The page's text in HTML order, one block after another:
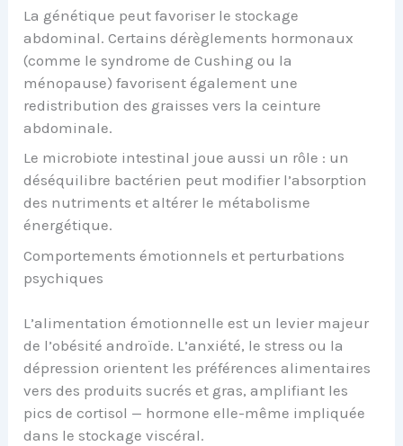
La génétique peut favoriser le stockage
abdominal. Certains dérèglements hormonaux
(comme le syndrome de Cushing ou la
ménopause) favorisent également une
redistribution des graisses vers la ceinture
abdominale.
Le microbiote intestinal joue aussi un rôle : un
déséquilibre bactérien peut modifier l’absorption
des nutriments et altérer le métabolisme
énergétique.
Comportements émotionnels et perturbations
psychiques
L’alimentation émotionnelle est un levier majeur
de l’obésité androïde. L’anxiété, le stress ou la
dépression orientent les préférences alimentaires
vers des produits sucrés et gras, amplifiant les
pics de cortisol — hormone elle-même impliquée
dans le stockage viscéral.